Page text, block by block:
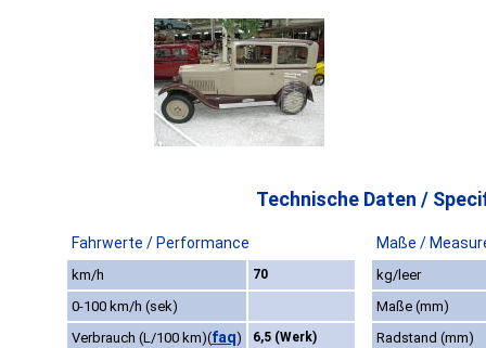
Technische Daten /
Fahrwerte / Performance Maße /
km/h 70
kg/leer
0-100 km/h (sek)
Maße (mm)
Verbrauch (L/100 km)(faq) 6,5 (Werk) Radstand (mm)